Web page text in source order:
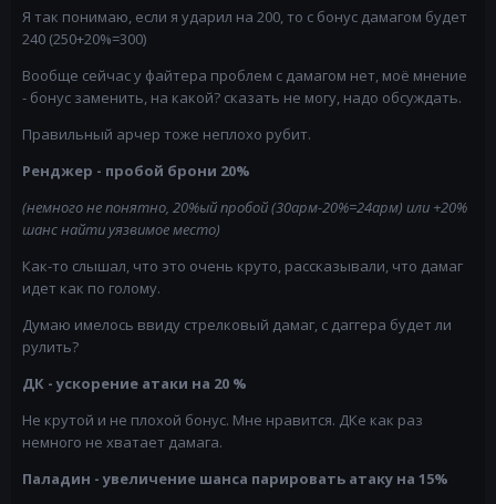
Я так понимаю, если я ударил на 200, то с бонус дамагом будет
240 (250+20%=300)
Вообще сейчас у файтера проблем с дамагом нет, моё мнение
- бонус заменить, на какой? сказать не могу, надо обсуждать.
Правильный арчер тоже неплохо рубит.
Ренджер - пробой брони 20%
(немного не понятно, 20%ый пробой (30арм-20%=24арм) или +20%
шанс найти уязвимое место)
Как-то слышал, что это очень круто, рассказывали, что дамаг
идет как по голому.
Думаю имелось ввиду стрелковый дамаг, с даггера будет ли
рулить?
ДК - ускорение атаки на 20 %
Не крутой и не плохой бонус. Мне нравится. ДКе как раз
немного не хватает дамага.
Паладин - увеличение шанса парировать атаку на 15%